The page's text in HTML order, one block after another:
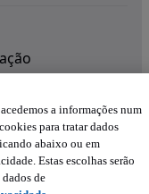
a informações num
para tratar dados
abaixo ou em
Estas escolhas serão
de